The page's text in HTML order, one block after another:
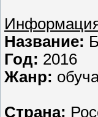
Название:
Год: 2016
Жанр:
Страна: